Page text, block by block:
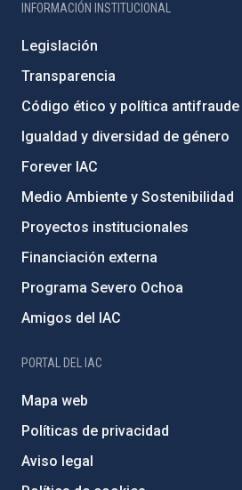
INFORMACIÓN INSTITUCIONAL
Legislación
Transparencia
Código ético y política antifraude
Igualdad y diversidad de género
Forever IAC
Medio Ambiente y Sostenibilidad
Proyectos institucionales
Financiación externa
Programa Severo Ochoa
Amigos del IAC
PORTAL DEL IAC
Mapa web
Políticas de privacidad
Aviso legal